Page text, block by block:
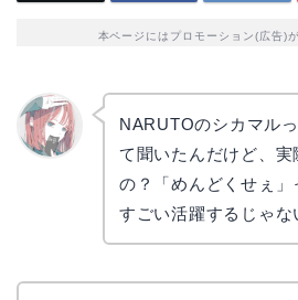
本ページにはプロモーション(広告)
NARUTOのシカマル
て聞いたんだけど、
の？「めんどくせぇ
すごい活躍するじゃな